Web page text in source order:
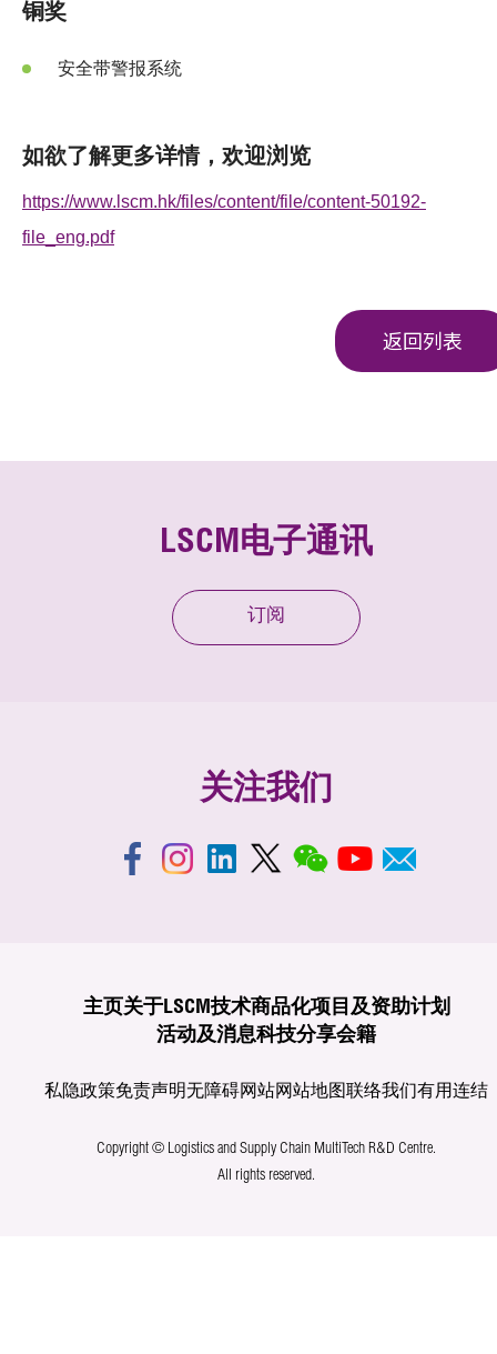
铜奖
安全带警报系统
如欲了解更多详情，欢迎浏览
https://www.lscm.hk/files/content/file/content-50192-
file_eng.pdf
返回列表
LSCM电子通讯
订阅
关注我们
主页关于LSCM技术商品化项目及资助计划
活动及消息科技分享会籍
私隐政策免责声明无障碍网站网站地图联络我们有用连结
Copyright © Logistics and Supply Chain MultiTech R&D Centre.
All rights reserved.